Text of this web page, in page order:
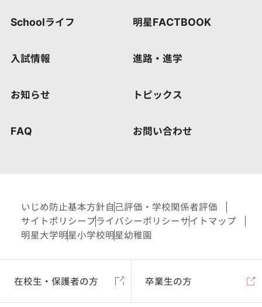
Schoolライフ 明星FACTBOOK
入試情報 進路・進学
お知らせ トピックス
FAQ お問い合わせ
いじめ防止基本方針自己評価・学校関係者評価
サイトポリシー プライバシーポリシーサイトマップ
明星大学明星小学校明星幼稚園
在校生・保護者の方 卒業生の方